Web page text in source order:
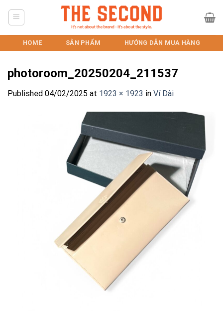
HOME SẢN PHẨM HƯỚNG DẪN MUA HÀNG
photoroom_20250204_211537
Published 04/02/2025 at 1923 × 1923 in Ví Dài